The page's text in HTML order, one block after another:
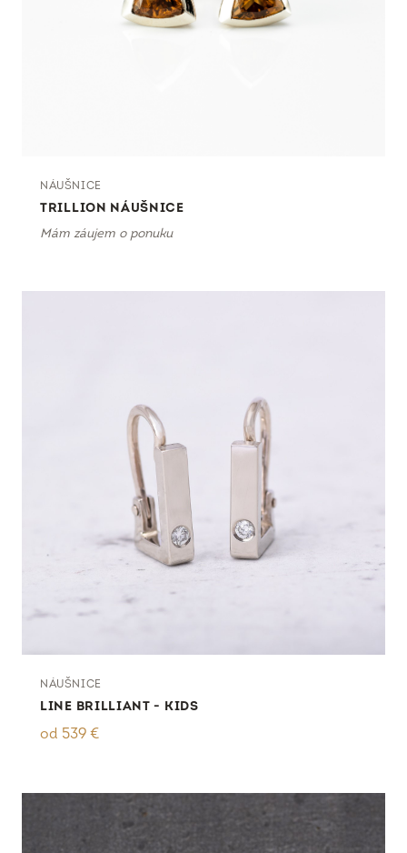
NÁUŠNICE
TRILLION NÁUŠNICE
Mám záujem o ponuku
NÁUŠNICE
LINE BRILLIANT - KIDS
od 539 €